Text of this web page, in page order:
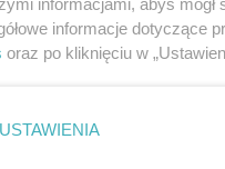
3. kolejki PKO BP
z 1 punktem na koncie
informacje dotyczące
oraz po kliknięciu w
USTAWIENIA